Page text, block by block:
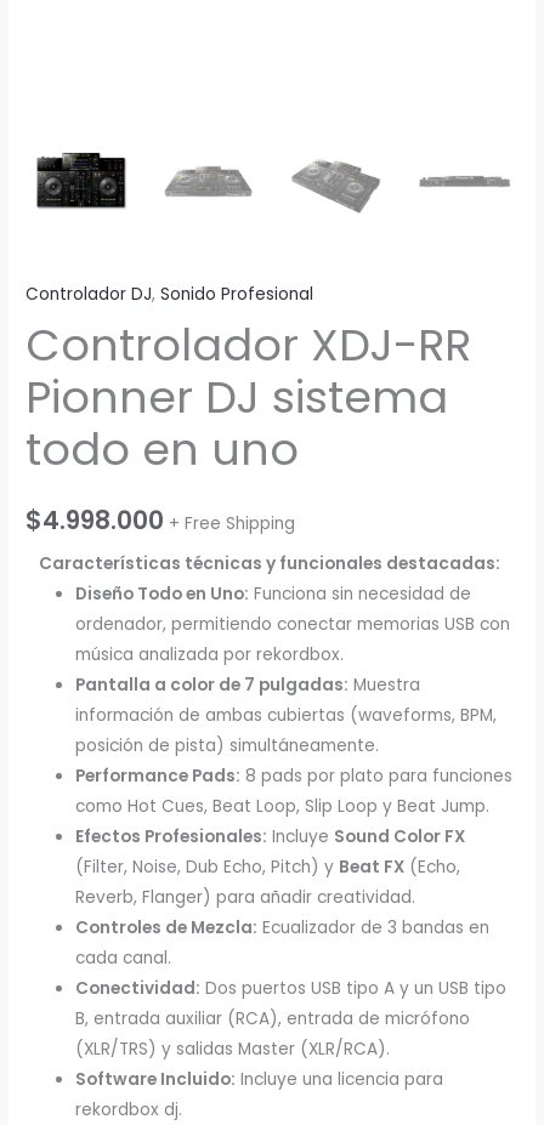
Controlador DJ,Sonido Profesional
Controlador XDJ-RR
Pionner DJ sistema
todo en uno
$4.998.000 + Free Shipping
Características técnicas y funcionales destacadas:
Diseño Todo en Uno: Funciona sin necesidad de
ordenador, permitiendo conectar memorias USB con
música analizada por rekordbox.
Pantalla a color de 7 pulgadas: Muestra
información de ambas cubiertas (waveforms, BPM,
posición de pista) simultáneamente.
Performance Pads: 8 pads por plato para funciones
como Hot Cues, Beat Loop, Slip Loop y Beat Jump.
Efectos Profesionales: Incluye Sound Color FX
(Filter, Noise, Dub Echo, Pitch) y Beat FX (Echo,
Reverb, Flanger) para añadir creatividad.
Controles de Mezcla: Ecualizador de 3 bandas en
cada canal.
Conectividad: Dos puertos USB tipo A y un USB tipo
B, entrada auxiliar (RCA), entrada de micrófono
(XLR/TRS) y salidas Master (XLR/RCA).
Software Incluido: Incluye una licencia para
rekordbox dj.